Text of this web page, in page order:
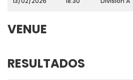
VENUE
RESULTADOS